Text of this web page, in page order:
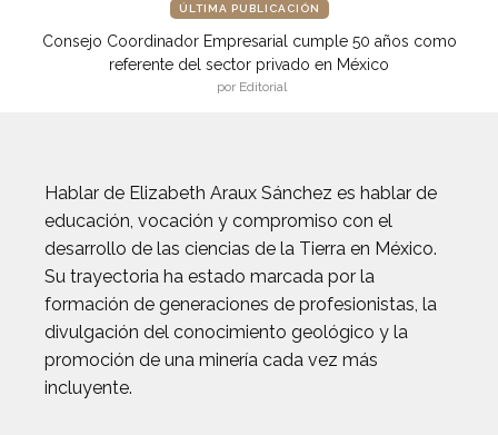
ÚLTIMA PUBLICACIÓN
Consejo Coordinador Empresarial cumple 50 años como
referente del sector privado en México
por Editorial
Hablar de Elizabeth Araux Sánchez es hablar de
educación, vocación y compromiso con el
desarrollo de las ciencias de la Tierra en México.
Su trayectoria ha estado marcada por la
formación de generaciones de profesionistas, la
divulgación del conocimiento geológico y la
promoción de una minería cada vez más
incluyente.